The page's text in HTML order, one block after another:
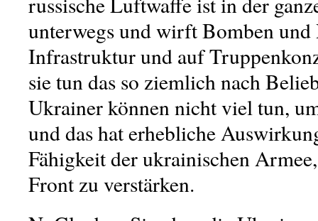
unterwegs und wirft Bomben und
Infrastruktur und auf
sie tun das so ziemlich nach
Ukrainer können nicht viel tun,
und das hat erhebliche
Fähigkeit der ukrainischen
Front zu verstärken.